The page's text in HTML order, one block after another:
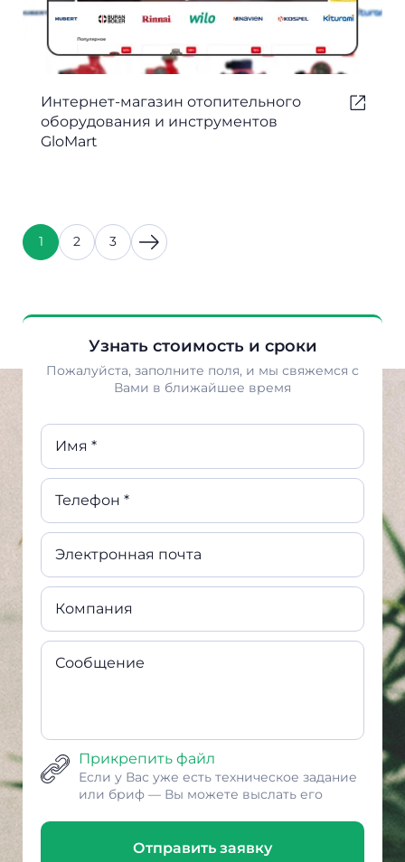
Интернет-магазин отопительного
оборудования и инструментов
GloMart
1 2 3
Узнать стоимость и сроки
Пожалуйста, заполните поля, и мы свяжемся с
Вами в ближайшее время
Имя *
Телефон *
Электронная почта
Компания
Сообщение
Прикрепить файл
Если у Вас уже есть техническое задание
или бриф — Вы можете выслать его
Отправить заявку